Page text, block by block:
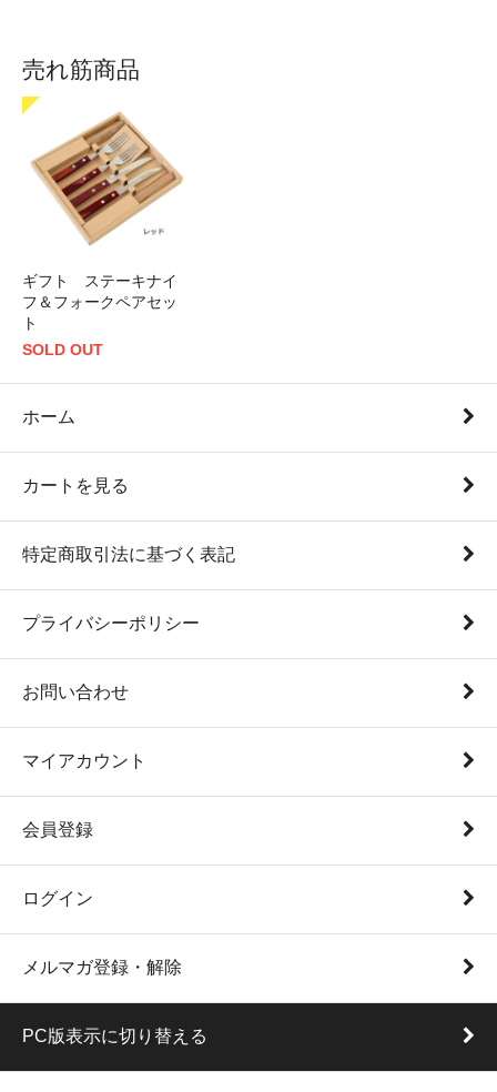
売れ筋商品
ギフト ステーキナイ
フ＆フォークペアセッ
ト
SOLD OUT
ホーム
カートを見る
特定商取引法に基づく表記
プライバシーポリシー
お問い合わせ
マイアカウント
会員登録
ログイン
メルマガ登録・解除
PC版表示に切り替える